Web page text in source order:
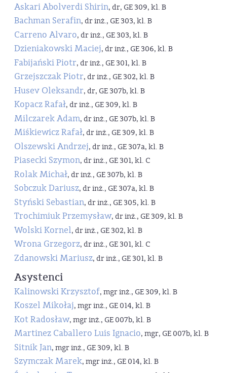
Askari Abolverdi Shirin, dr, GE 309, kl. B
Bachman Serafin, dr inż., GE 303, kl. B
Carreno Alvaro, dr inż., GE 303, kl. B
Dzieniakowski Maciej, dr inż., GE 306, kl. B
Fabijański Piotr, dr inż., GE 301, kl. B
Grzejszczak Piotr, dr inż., GE 302, kl. B
Husev Oleksandr, dr, GE 307b, kl. B
Kopacz Rafał, dr inż., GE 309, kl. B
Milczarek Adam, dr inż., GE 307b, kl. B
Miśkiewicz Rafał, dr inż., GE 309, kl. B
Olszewski Andrzej, dr inż., GE 307a, kl. B
Piasecki Szymon, dr inż., GE 301, kl. C
Rolak Michał, dr inż., GE 307b, kl. B
Sobczuk Dariusz, dr inż., GE 307a, kl. B
Styński Sebastian, dr inż., GE 305, kl. B
Trochimiuk Przemysław, dr inż., GE 309, kl. B
Wolski Kornel, dr inż., GE 302, kl. B
Wrona Grzegorz, dr inż., GE 301, kl. C
Zdanowski Mariusz, dr inż., GE 301, kl. B
Asystenci
Kalinowski Krzysztof, mgr inż., GE 309, kl. B
Koszel Mikołaj, mgr inż., GE 014, kl. B
Kot Radosław, mgr inż., GE 007b, kl. B
Martinez Caballero Luis Ignacio, mgr, GE 007b, kl. B
Sitnik Jan, mgr inż., GE 309, kl. B
Szymczak Marek, mgr inż., GE 014, kl. B